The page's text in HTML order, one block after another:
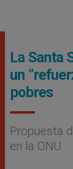
La Santa
un
pobres
Propuesta
en la ONU